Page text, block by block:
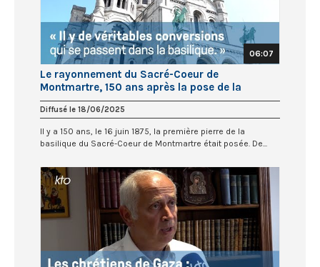
06:07
Le rayonnement du Sacré-Coeur de
Montmartre, 150 ans après la pose de la
première pierre
Diffusé le 18/06/2025
Il y a 150 ans, le 16 juin 1875, la première pierre de la
basilique du Sacré-Coeur de Montmartre était posée. De...